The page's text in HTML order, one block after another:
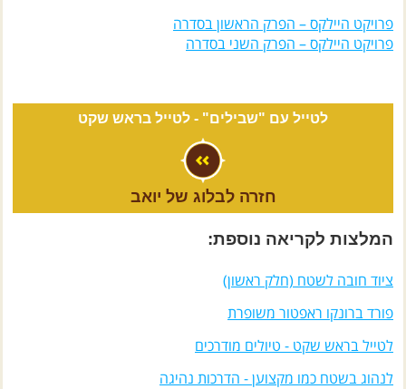
פרויקט היילקס – הפרק הראשון בסדרה
פרויקט היילקס – הפרק השני בסדרה
לטייל עם "שבילים" - לטייל בראש שקט
חזרה לבלוג של יואב
המלצות לקריאה נוספת:
ציוד חובה לשטח (חלק ראשון)
פורד ברונקו ראפטור משופרת
לטייל בראש שקט - טיולים מודרכים
לנהוג בשטח כמו מקצוען - הדרכות נהיגה